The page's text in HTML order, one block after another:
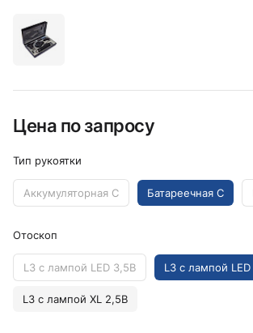
Цена по запросу
Тип рукоятки
Аккумуляторная C Батареечная C
Отоскоп
L3 с лампой LED 3,5В L3 с лампой
L3 с лампой XL 2,5В